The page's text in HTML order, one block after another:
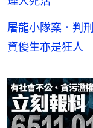
屠龍小隊案．判
資優生亦是狂人